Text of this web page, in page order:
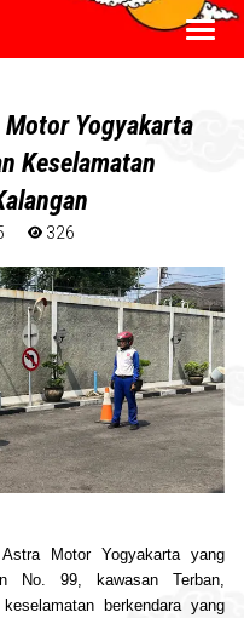
Yogyakarta
Keselamatan
326
Astra Motor Yogyakartayang
No. 99, kawasan Terban,
keselamatan berkendarayang